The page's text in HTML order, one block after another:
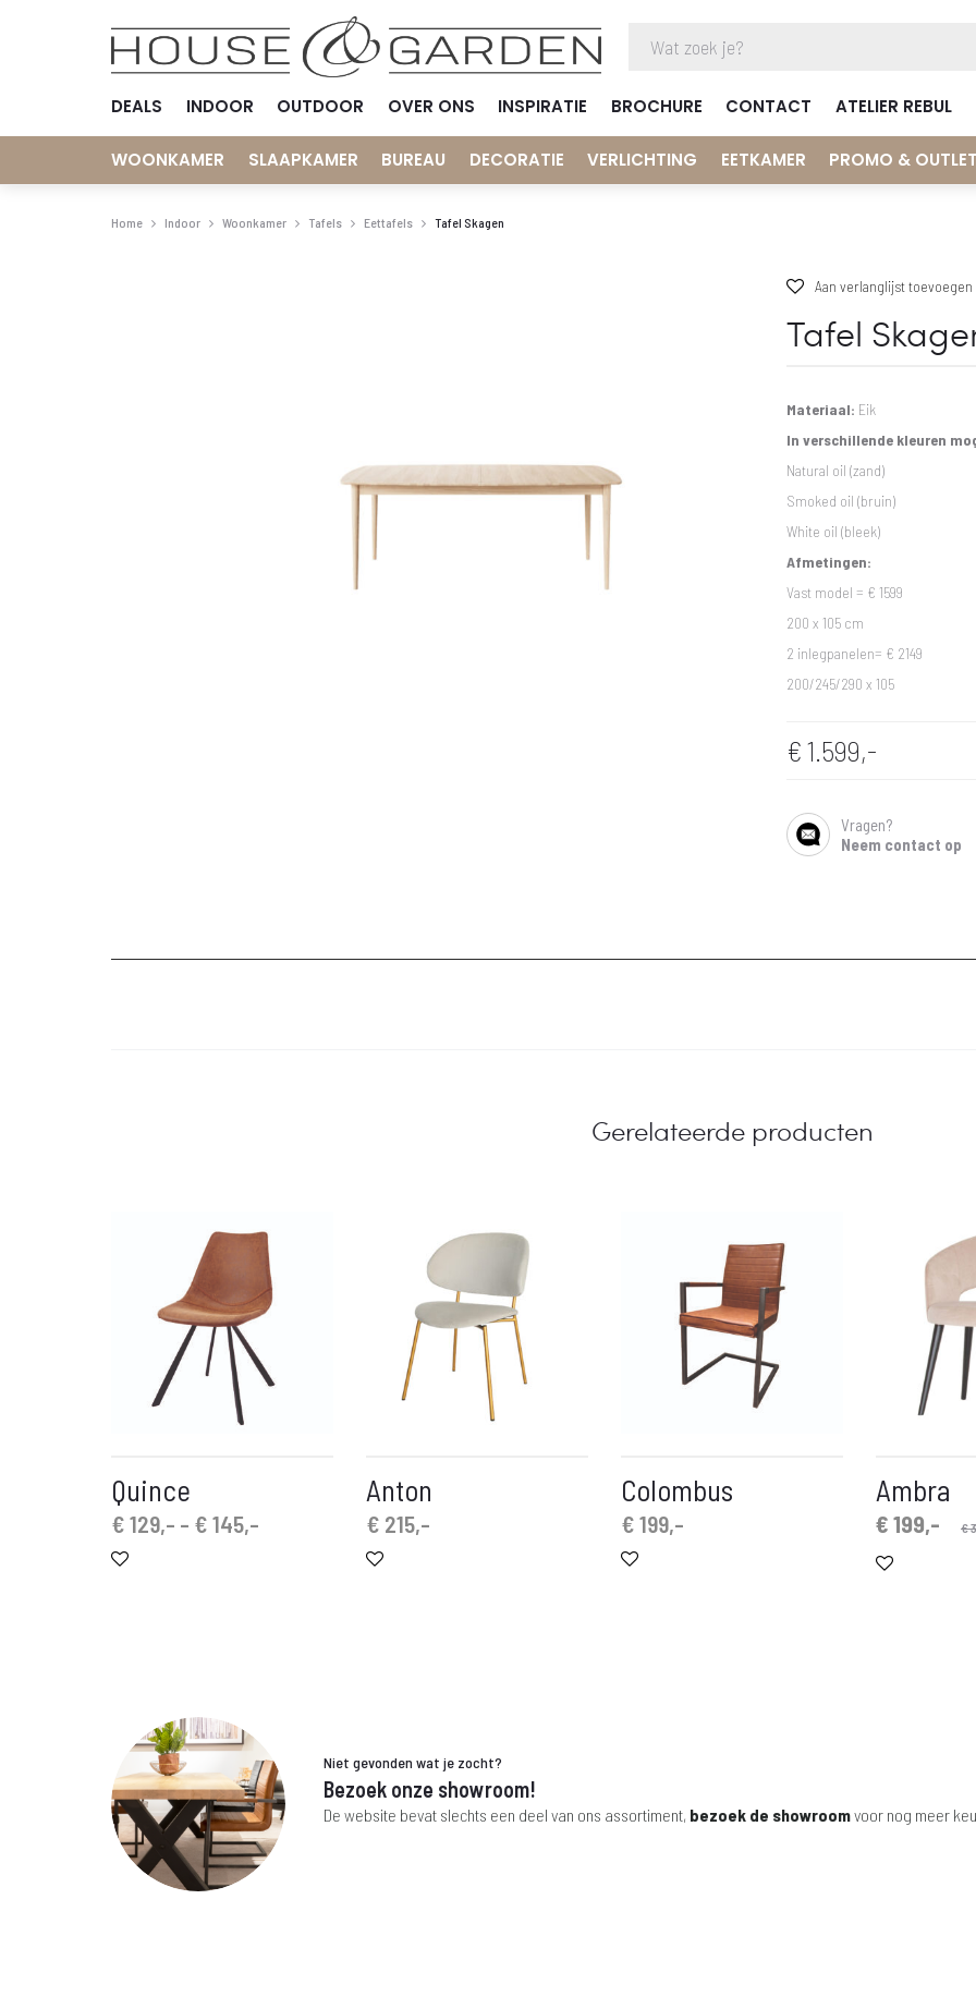
DEALS INDOOR OUTDOOR OVER ONS INSPIRATIE BROCHURE CONTACT ATELIER REBUL
WOONKAMER SLAAPKAMER BUREAU DECORATIE VERLICHTING EETKAMER PROMO & OUTLET
Home Indoor Woonkamer Tafels Eettafels Tafel Skagen
Aan verlanglijst toevoegen
Tafel
Materiaal: Eik
In verschillende kleuren
Natural oil (zand)
Smoked oil (bruin)
White oil (bleek)
Afmetingen:
Vast model = € 1599
200 x 105 cm
2 inlegpanelen= € 2149
200/245/290 x 105
€1.599,-
SHARE
Vragen?
Neem contact op
Gerelateerde producten
Quince
€129,- - €145,-
Anton
€ 215,-
Colombus
€199,-
Ambra
€
Oorspronkelijke
€199,-
Huidige
prijs
Niet gevonden wat je zocht?
Bezoek onze showroom!
De website bevat slechts een deel van ons assortiment, bezoek de showroomvoor nog meer